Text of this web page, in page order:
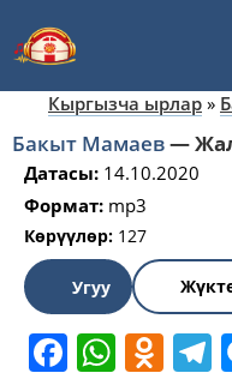
Кыргызча ырлар »
Бакыт Мамаев—
Датасы: 14.10.2020
Формат: mp3
Көрүүлөр: 127
Угуу